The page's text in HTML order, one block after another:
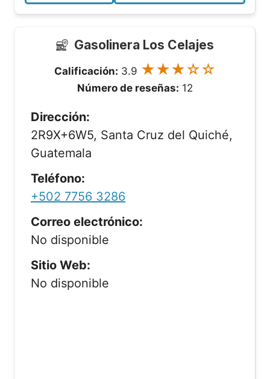
Gasolinera Los Celajes
Calificación: 3.9 ★★★☆☆
Número de reseñas: 12
Dirección:
2R9X+6W5, Santa Cruz del Quiché,
Guatemala
Teléfono:
+502 7756 3286
Correo electrónico:
No disponible
Sitio Web:
No disponible